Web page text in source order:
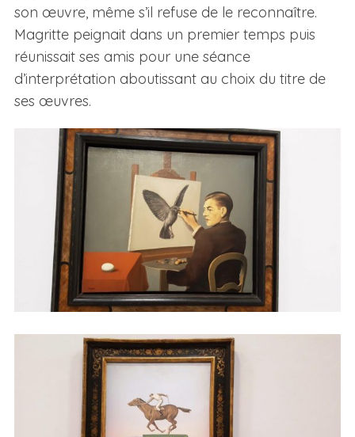
son œuvre, même s’il refuse de le reconnaître.
Magritte peignait dans un premier temps puis
réunissait ses amis pour une séance
d’interprétation aboutissant au choix du titre de
ses œuvres.